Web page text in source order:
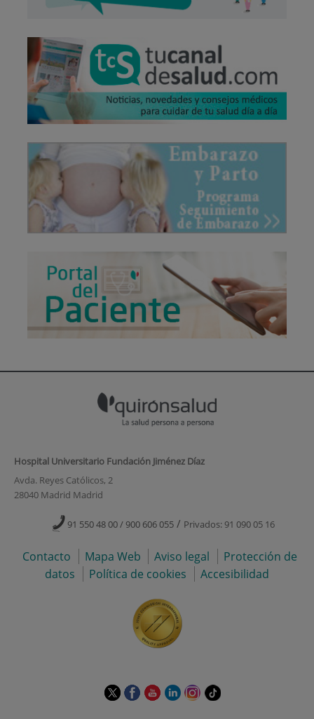
Hospital Universitario Fundación Jiménez Díaz
Avda. Reyes Católicos, 2
28040 Madrid Madrid
91 550 48 00 / 900 606 055 / Privados: 91 090 05 16
Contacto Mapa Web Aviso legal
Protección de
datos
Política de cookies Accesibilidad
EsteEsteEsteEsteEsteEnlace